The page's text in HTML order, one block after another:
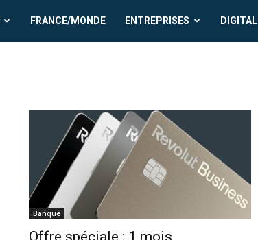
FRANCE/MONDE ENTREPRISES DIGITAL
Banque